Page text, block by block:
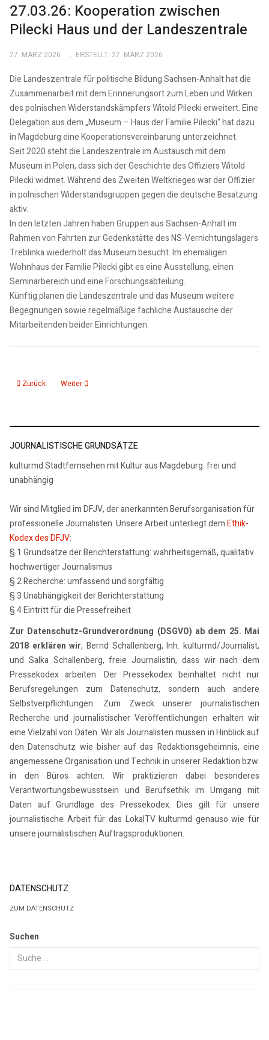
27.03.26: Kooperation zwischen
Pilecki Haus und der Landeszentrale
27. MÄRZ 2026 ERSTELLT: 27. MÄRZ 2026
Die Landeszentrale für politische Bildung Sachsen-Anhalt hat die
Zusammenarbeit mit dem Erinnerungsort zum Leben und Wirken
des polnischen Widerstandskämpfers Witold Pilecki erweitert. Eine
Delegation aus dem „Museum – Haus der Familie Pilecki“ hat dazu
in Magdeburg eine Kooperationsvereinbarung unterzeichnet.
Seit 2020 steht die Landeszentrale im Austausch mit dem
Museum in Polen, dass sich der Geschichte des Offiziers Witold
Pilecki widmet. Während des Zweiten Weltkrieges war der Offizier
in polnischen Widerstandsgruppen gegen die deutsche Besatzung
aktiv.
In den letzten Jahren haben Gruppen aus Sachsen-Anhalt im
Rahmen von Fahrten zur Gedenkstätte des NS-Vernichtungslagers
Treblinka wiederholt das Museum besucht. Im ehemaligen
Wohnhaus der Familie Pilecki gibt es eine Ausstellung, einen
Seminarbereich und eine Forschungsabteilung.
Künftig planen die Landeszentrale und das Museum weitere
Begegnungen sowie regelmäßige fachliche Austausche der
Mitarbeitenden beider Einrichtungen.
Vorheriger Beitrag: 27.03.26: Sinfoniekonzert zu Ostern im Harz
Zurück Nächster Beitrag: 27.03.26: Bundesweiter Tag der Luftrettung
Weiter
JOURNALISTISCHE GRUNDSÄTZE
kulturmd Stadtfernsehen mit Kultur aus Magdeburg: frei und
unabhängig
Wir sind Mitglied im DFJV, der anerkannten Berufsorganisation für
professionelle Journalisten. Unsere Arbeit unterliegt demEthik-
Kodex des DFJV:
§ 1 Grundsätze der Berichterstattung: wahrheitsgemäß, qualitativ
hochwertiger Journalismus
§ 2 Recherche: umfassend und sorgfältig
§ 3 Unabhängigkeit der Berichterstattung
§ 4 Eintritt für die Pressefreiheit
Zur Datenschutz-Grundverordnung (DSGVO) ab dem 25. Mai
2018 erklären wir, Bernd Schallenberg, Inh. kulturmd/Journalist,
und Salka Schallenberg, freie Journalistin, dass wir nach dem
Pressekodex arbeiten. Der Pressekodex beinhaltet nicht nur
Berufsregelungen zum Datenschutz, sondern auch andere
Selbstverpflichtungen. Zum Zweck unserer journalistischen
Recherche und journalistischer Veröffentlichungen erhalten wir
eine Vielzahl von Daten. Wir als Journalisten müssen in Hinblick auf
den Datenschutz wie bisher auf das Redaktionsgeheimnis, eine
angemessene Organisation und Technik in unserer Redaktion bzw.
in den Büros achten. Wir praktizieren dabei besonderes
Verantwortungsbewusstsein und Berufsethik im Umgang mit
Daten auf Grundlage des Pressekodex. Dies gilt für unsere
journalistische Arbeit für das LokalTV kulturmd genauso wie für
unsere journalistischen Auftragsproduktionen.
DATENSCHUTZ
ZUM DATENSCHUTZ
Suchen